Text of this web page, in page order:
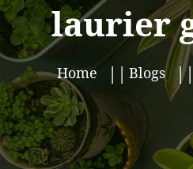
laurier
Home Blogs